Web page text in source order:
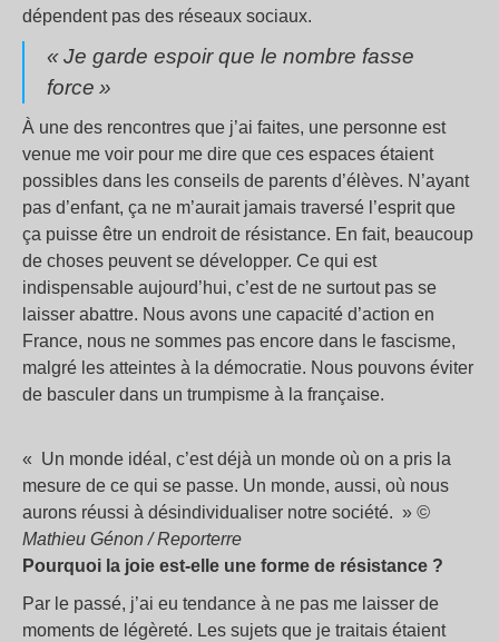
dépendent pas des réseaux sociaux.
«Je garde espoir que le nombre fasse
force »
À une des rencontres que j’ai faites, une personne est
venue me voir pour me dire que ces espaces étaient
possibles dans les conseils de parents d’élèves. N’ayant
pas d’enfant, ça ne m’aurait jamais traversé l’esprit que
ça puisse être un endroit de résistance. En fait, beaucoup
de choses peuvent se développer. Ce qui est
indispensable aujourd’hui, c’est de ne surtout pas se
laisser abattre. Nous avons une capacité d’action en
France, nous ne sommes pas encore dans le fascisme,
malgré les atteintes à la démocratie. Nous pouvons éviter
de basculer dans un trumpisme à la française.
« Un monde idéal, c’est déjà un monde où on a pris la
mesure de ce qui se passe. Un monde, aussi, où nous
aurons réussi à désindividualiser notre société. » ©
Mathieu Génon / Reporterre
Pourquoi la joie est-elle une forme de résistance ?
Par le passé, j’ai eu tendance à ne pas me laisser de
moments de légèreté. Les sujets que je traitais étaient